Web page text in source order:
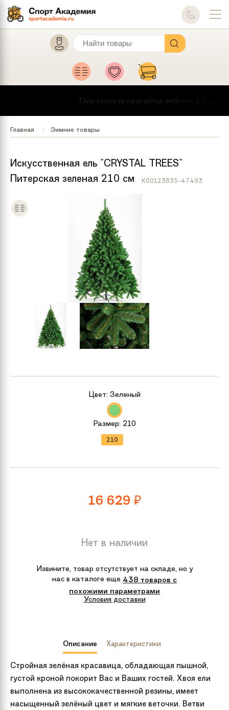
This store is operating without a license.
Главная Зимние товары
Искусственная ель "CRYSTAL TREES"
Питерская зеленая 210 см
K00123835-47493
16 629 ₽
Нет в наличии
Извините, товар отсутствует на складе, но у
нас в каталоге еще 438 товаров с
похожими параметрами
Цвет: Зеленый
Размер: 210
210
Условия доставки
Описание Характеристики
Стройная зелёная красавица, обладающая пышной,
густой кроной покорит Вас и Ваших гостей. Хвоя ели
выполнена из высококачественной резины, имеет
насыщенный зелёный цвет и мягкие веточки. Ветви